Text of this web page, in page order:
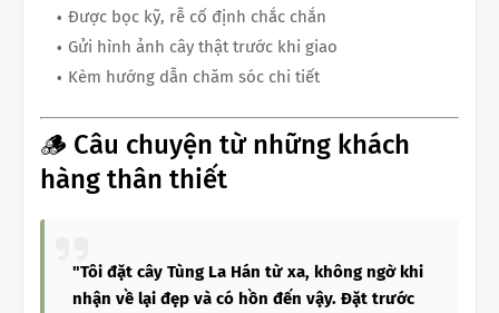
Được bọc kỹ, rễ cố định chắc chắn
Gửi hình ảnh cây thật trước khi giao
Kèm hướng dẫn chăm sóc chi tiết
🪵 Câu chuyện từ những khách
hàng thân thiết
"Tôi đặt cây Tùng La Hán từ xa, không ngờ khi
nhận về lại đẹp và có hồn đến vậy. Đặt trước